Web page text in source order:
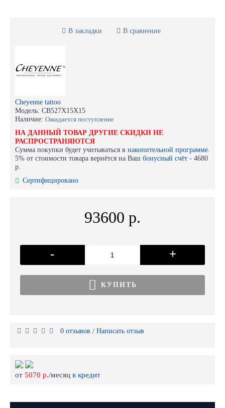
В закладки В сравнение
Cheyenne tattoo
Модель: CB527X15X15
Наличие: Ожидается поступление
НА ДАННЫЙ ТОВАР ДРУГИЕ СКИДКИ НЕ
РАСПРОСТРАНЯЮТСЯ
Сумма покупки будет учитываться в накопительной программе.
5% от стоимости товара вернётся на Ваш бонусный счёт - 4680
р.
Сертифицировано
93600 р.
- +
КУПИТЬ
0 отзывов / Написать отзыв
от 5070 р./месяц в кредит